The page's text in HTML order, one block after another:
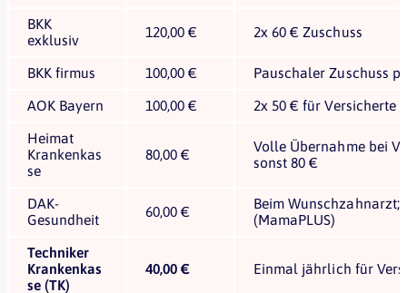
BKK
exklusiv
120,00 € 2x 60 € Zuschuss
BKK firmus 100,00 €
Pauschaler Zuschuss
AOK Bayern
100,00 €
2x 50 € für Versicherte
Heimat
Krankenkas
se
80,00 €
Volle Übernahme bei
sonst 80 €
DAK-
Gesundheit
60,00 €
Beim Wunschzahnarzt;
(MamaPLUS)
Techniker
Krankenkas
se (TK)
40,00 € Einmal jährlich für